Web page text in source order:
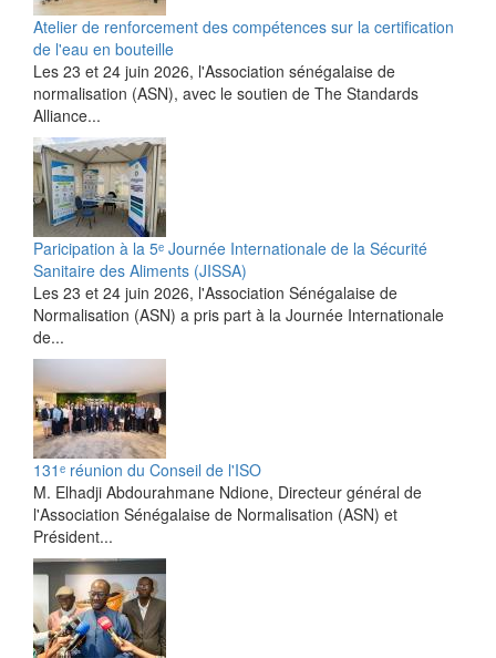
Atelier de renforcement des compétences sur la certification
de l'eau en bouteille
Les 23 et 24 juin 2026, l'Association sénégalaise de
normalisation (ASN), avec le soutien de The Standards
Alliance...
Paricipation à la 5ᵉ Journée Internationale de la Sécurité
Sanitaire des Aliments (JISSA)
‎Les 23 et 24 juin 2026, l'Association Sénégalaise de
Normalisation (ASN) a pris part à la Journée Internationale
de...
131ᵉ réunion du Conseil de l'ISO
M. Elhadji Abdourahmane Ndione, Directeur général de
l'Association Sénégalaise de Normalisation (ASN) et
Président...